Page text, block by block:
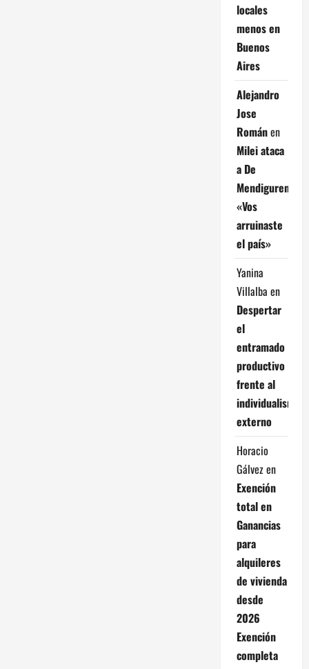
locales
menos en
Buenos
Aires
Alejandro
Jose
Románen
Milei ataca
a De
Mendiguren:
«Vos
arruinaste
el país»
Yanina
Villalba en
Despertar
el
entramado
productivo
frente al
individualismo
externo
Horacio
Gálvezen
Exención
total en
Ganancias
para
alquileres
de vivienda
desde
2026
Exención
completa